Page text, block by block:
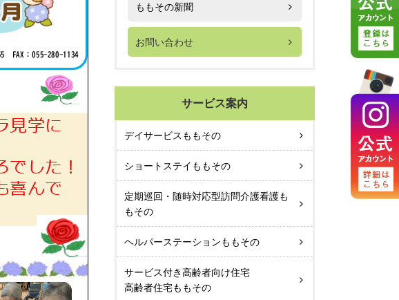
ももその新聞
お問い合わせ
サービス案内
デイサービスももその
ショートステイももその
定期巡回・随時対応型訪問介護看護も
もその
ヘルパーステーションももその
サービス付き高齢者向け住宅
高齢者住宅ももその